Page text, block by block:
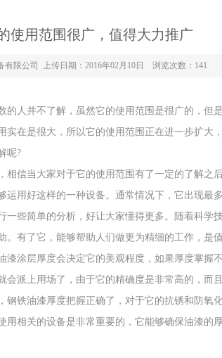
使用范围很广，值得大力推广
有限公司 上传日期：2016年02月10日 浏览次数： 141
的人并不了解，虽然它的使用范围是很广的，但
实在是很大，所以它的使用范围正在进一步扩大
呢?
信当大家对于它的使用范围有了一定的了解之
运用好这样的一种设备。通常情况下，它出现最
一些简单的分析，好让大家懂得更多。随着科学
有了它，能够帮助人们做更为精细的工作，是值
涂层厚度会决定它的美观程度，如果厚度掌握
会派上用场了，由于它的精确度是非常高的，而
钢铁油漆厚度把握正确了，对于它的抗锈和防氧
用相关的设备是非常重要的，它能够确保油漆的